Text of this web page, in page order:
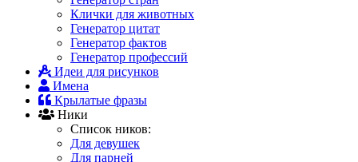
Клички для животных
Генератор цитат
Генератор фактов
Генератор профессий
Идеи для рисунков
Имена
Крылатые фразы
Ники
Список ников:
Для девушек
Для парней